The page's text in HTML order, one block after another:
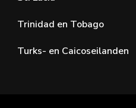
Trinidad en Tobago
Turks- en Caicoseilanden